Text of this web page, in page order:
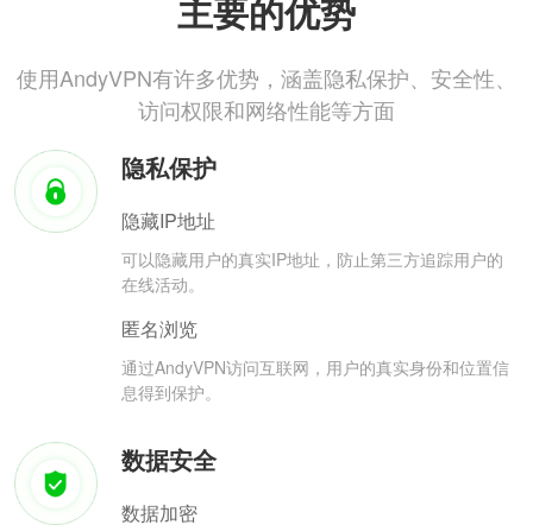
主要的优势
使用AndyVPN有许多优势，涵盖隐私保护、安全性、
访问权限和网络性能等方面
隐私保护
隐藏IP地址
可以隐藏用户的真实IP地址，防止第三方追踪用户的
在线活动。
匿名浏览
通过AndyVPN访问互联网，用户的真实身份和位置信
息得到保护。
数据安全
数据加密